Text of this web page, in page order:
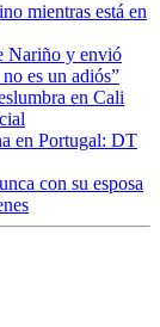
mientras está en
Nariño y envió
es un adiós”
en Cali
en Portugal: DT
con su esposa